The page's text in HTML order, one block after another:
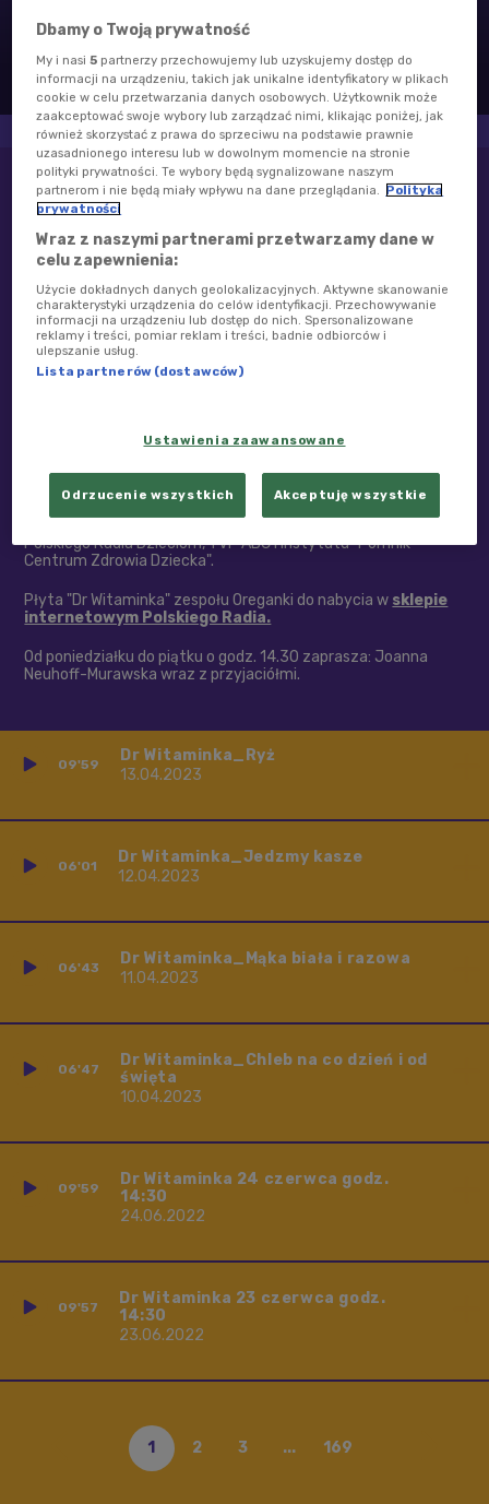
Dr Witaminka
O AUDYCJI
PON. - PT. GODZ. 14.30
Co powinien jeść chłopiec i dziewczynka? Najlepiej wie "Dr
Witaminka", czyli połączenie dietetyka i mamy.
dr Joanna Neuhoff-Murawska wraz ze swoim synem 10-letnim
Asystentem Grzesiem - Panem Dietetyczkiem przekonują
Witaminka" do której tekst napisała dr Joanna Neuhoff-
Murawska, a muzykę skomponował tata Grzesia Zbyszek
Murawski. Piosenki zaśpiewały dzieci z zespołu Oreganki, a
Polskiego Radia Dzieciom, TVP ABC i Instytutu "Pomnik-
Centrum Zdrowia Dziecka".
Płyta "Dr Witaminka" zespołu Oreganki do nabycia w sklepie
internetowym Polskiego Radia.
Od poniedziałku do piątku o godz. 14.30 zaprasza: Joanna
Neuhoff-Murawska wraz z przyjaciółmi.
09'59
Dr Witaminka_Ryż
13.04.2023
06'01
Dr Witaminka_Jedzmy kasze
12.04.2023
06'43
Dr Witaminka_Mąka biała i razowa
11.04.2023
06'47
Dr Witaminka_Chleb na co dzień i od
święta
10.04.2023
09'59
Dr Witaminka 24 czerwca godz.
14:30
24.06.2022
09'57
Dr Witaminka 23 czerwca godz.
14:30
23.06.2022
1 2 3 ... 169
Dbamy o Twoją prywatność
My i nasi5 partnerzy przechowujemy lub uzyskujemy dostęp do
informacji na urządzeniu, takich jak unikalne identyfikatory w plikach
cookie w celu przetwarzania danych osobowych. Użytkownik może
zaakceptować swoje wybory lub zarządzać nimi, klikając poniżej, jak
również skorzystać z prawa do sprzeciwu na podstawie prawnie
uzasadnionego interesu lub w dowolnym momencie na stronie
polityki prywatności. Te wybory będą sygnalizowane naszym
partnerom i nie będą miały wpływu na dane przeglądania. Polityka
prywatności
Wraz z naszymi partnerami przetwarzamy dane w
celu zapewnienia:
Użycie dokładnych danych geolokalizacyjnych. Aktywne skanowanie
charakterystyki urządzenia do celów identyfikacji. Przechowywanie
informacji na urządzeniu lub dostęp do nich. Spersonalizowane
reklamy i treści, pomiar reklam i treści, badnie odbiorców i
ulepszanie usług.
Lista partnerów (dostawców)
Ustawienia zaawansowane
Odrzucenie wszystkich Akceptuję wszystkie